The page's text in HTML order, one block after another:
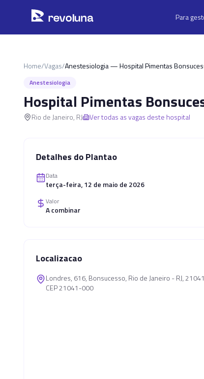
revoluna Para
Home/Vagas/Anestesiologia — Hospital Pimentas
Anestesiologia
Hospital Pimentas
Rio de Janeiro, RJ Ver todas as vagas deste hospital
Detalhes do Plantao
Data
terça-feira, 12 de maio de 2026
Valor
A combinar
Localizacao
Londres, 616, Bonsucesso, Rio de Janeiro - RJ,
CEP 21041-000